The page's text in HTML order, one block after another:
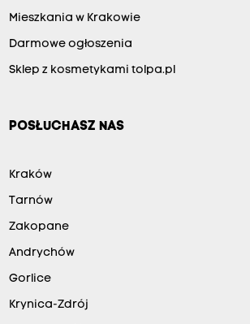
Mieszkania w Krakowie
Darmowe ogłoszenia
Sklep z kosmetykami tolpa.pl
POSŁUCHASZ NAS
Kraków
Tarnów
Zakopane
Andrychów
Gorlice
Krynica-Zdrój